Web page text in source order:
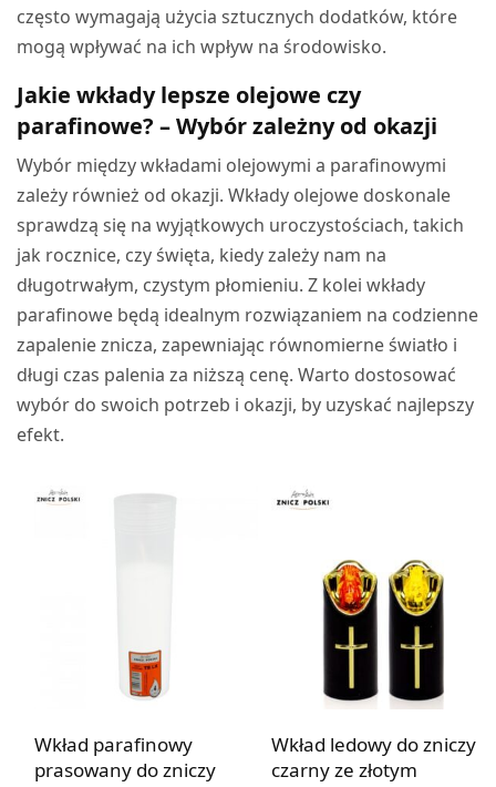
często wymagają użycia sztucznych dodatków, które
mogą wpływać na ich wpływ na środowisko.
Jakie wkłady lepsze olejowe czy
parafinowe? – Wybór zależny od okazji
Wybór między wkładami olejowymi a parafinowymi
zależy również od okazji. Wkłady olejowe doskonale
sprawdzą się na wyjątkowych uroczystościach, takich
jak rocznice, czy święta, kiedy zależy nam na
długotrwałym, czystym płomieniu. Z kolei wkłady
parafinowe będą idealnym rozwiązaniem na codzienne
zapalenie znicza, zapewniając równomierne światło i
długi czas palenia za niższą cenę. Warto dostosować
wybór do swoich potrzeb i okazji, by uzyskać najlepszy
efekt.
Wkład parafinowy
prasowany do zniczy
Wkład ledowy do zniczy
czarny ze złotym